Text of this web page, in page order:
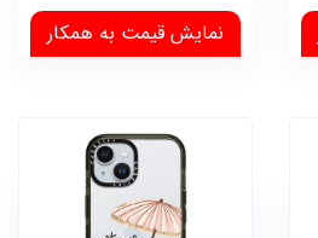
نمایش قیمت به همکار